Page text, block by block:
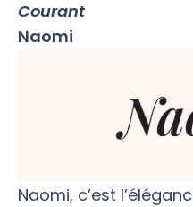
Courant
Naomi
Naomi, c’est